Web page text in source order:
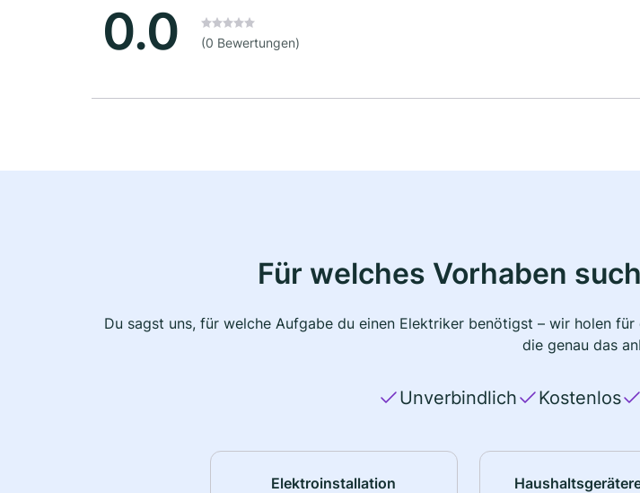
0.0 (0 Bewertungen)
Für welches Vorhaben
Du sagst uns, für welche Aufgabe du einen Elektriker benötigst – wir holen
die genau das
Unverbindlich Kostenlos
Elektroinstallation